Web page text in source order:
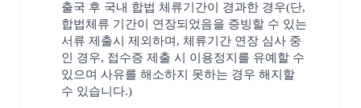
출국 후 국내 합법 체류기간이 경과한 경우(단,
합법체류 기간이 연장되었음을 증빙할 수 있는
서류 제출시 제외하며, 체류기간 연장 심사 중
인 경우, 접수증 제출 시 이용정지를 유예할 수
있으며 사유를 해소하지 못하는 경우 해지할
수 있습니다.)